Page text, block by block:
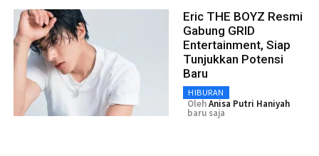
Eric THE BOYZ Resmi
Gabung GRID
Entertainment, Siap
Tunjukkan Potensi
Baru
HIBURAN
OlehAnisa Putri Haniyah
baru saja